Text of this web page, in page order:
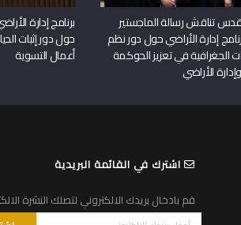
تناقش رسالة الماجستير
إدارة الأراضي حول دور نظم
الجغرافية في تعزيز الحوكمة
الأراضي
برنامج إدارة
حول دور إثبات
أعمال التسوية
اشترك في القائمة البريدية
قم بادخال بريدك الالكتروني لتصلك النشرة